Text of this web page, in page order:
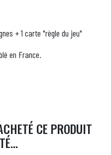
+ 1 carte "règle du jeu"
en France.
CE PRODUIT